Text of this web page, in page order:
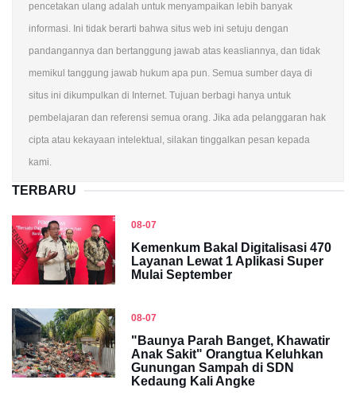
pencetakan ulang adalah untuk menyampaikan lebih banyak
informasi. Ini tidak berarti bahwa situs web ini setuju dengan
pandangannya dan bertanggung jawab atas keasliannya, dan tidak
memikul tanggung jawab hukum apa pun. Semua sumber daya di
situs ini dikumpulkan di Internet. Tujuan berbagi hanya untuk
pembelajaran dan referensi semua orang. Jika ada pelanggaran hak
cipta atau kekayaan intelektual, silakan tinggalkan pesan kepada
kami.
TERBARU
08-07
Kemenkum Bakal Digitalisasi 470
Layanan Lewat 1 Aplikasi Super
Mulai September
08-07
"Baunya Parah Banget, Khawatir
Anak Sakit" Orangtua Keluhkan
Gunungan Sampah di SDN
Kedaung Kali Angke